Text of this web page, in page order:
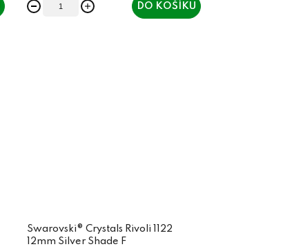
DO KOŠÍKU
Swarovski® Crystals Rivoli 1122
12mm Silver Shade F